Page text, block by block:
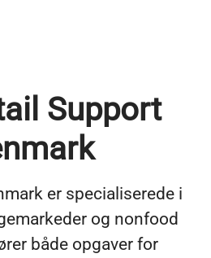
Support
er specialiserede i
og nonfood
både opgaver for